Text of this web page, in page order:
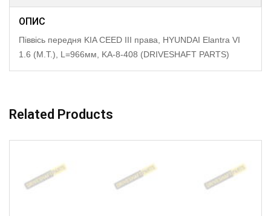
ОПИС
Піввісь передня KIA CEED III права, HYUNDAI Elantra VI
1.6 (M.T.), L=966мм, KA-8-408 (DRIVESHAFT PARTS)
Related Products